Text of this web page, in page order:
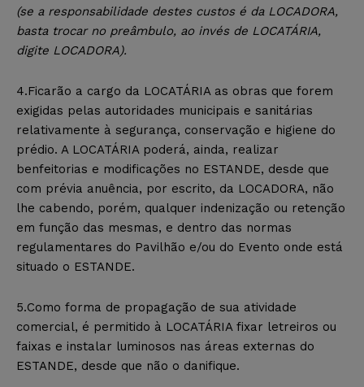
(se a responsabilidade destes custos é da LOCADORA,
basta trocar no preâmbulo, ao invés de LOCATÁRIA,
digite LOCADORA).
4.Ficarão a cargo da LOCATÁRIA as obras que forem
exigidas pelas autoridades municipais e sanitárias
relativamente à segurança, conservação e higiene do
prédio. A LOCATÁRIA poderá, ainda, realizar
benfeitorias e modificações no ESTANDE, desde que
com prévia anuência, por escrito, da LOCADORA, não
lhe cabendo, porém, qualquer indenização ou retenção
em função das mesmas, e dentro das normas
regulamentares do Pavilhão e/ou do Evento onde está
situado o ESTANDE.
5.Como forma de propagação de sua atividade
comercial, é permitido à LOCATÁRIA fixar letreiros ou
faixas e instalar luminosos nas áreas externas do
ESTANDE, desde que não o danifique.